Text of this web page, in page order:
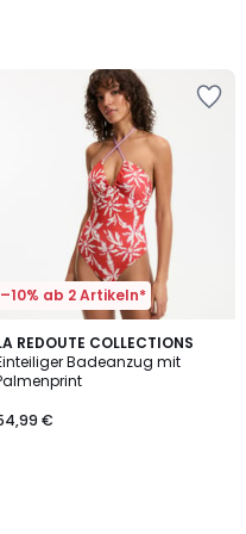
–10% ab 2 Artikeln*
REDOUTE COLLECTIONS
Badeanzug mit
€